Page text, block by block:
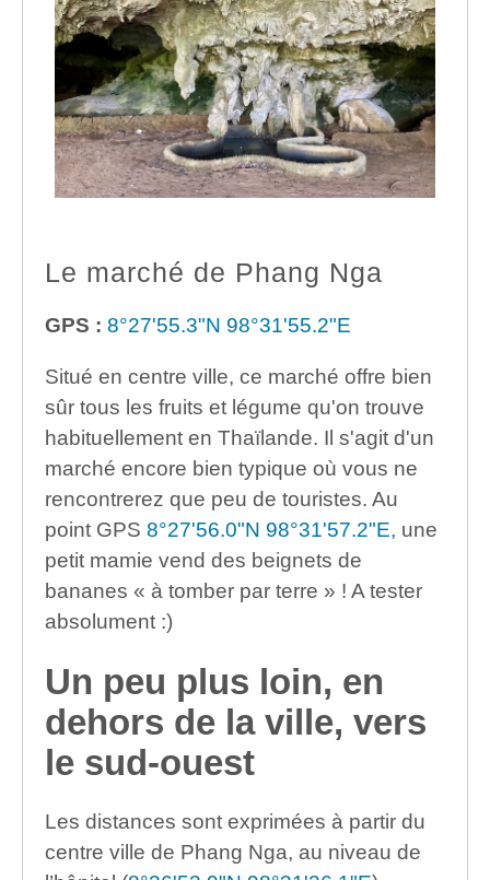
Le marché de Phang Nga
GPS : 8°27'55.3"N 98°31'55.2"E
Situé en centre ville, ce marché offre bien
sûr tous les fruits et légume qu'on trouve
habituellement en Thaïlande. Il s'agit d'un
marché encore bien typique où vous ne
rencontrerez que peu de touristes. Au
point GPS 8°27'56.0"N 98°31'57.2"E, une
petit mamie vend des beignets de
bananes « à tomber par terre » ! A tester
absolument :)
Un peu plus loin, en
dehors de la ville, vers
le sud-ouest
Les distances sont exprimées à partir du
centre ville de Phang Nga, au niveau de